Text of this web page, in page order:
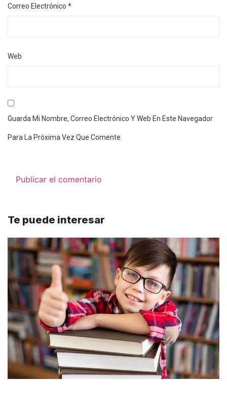
Correo Electrónico *
Web
Guarda Mi Nombre, Correo Electrónico Y Web En Este Navegador
Para La Próxima Vez Que Comente.
Te puede interesar